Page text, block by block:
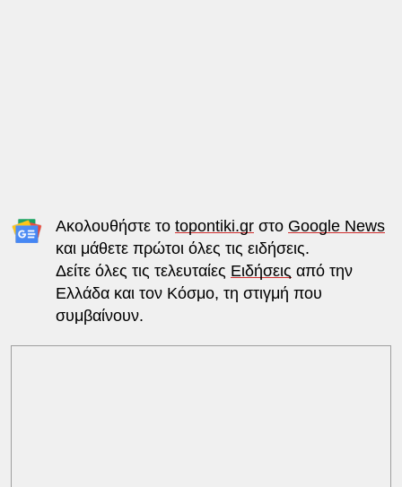
Ακολουθήστε το topontiki.grστο Google News
και μάθετε πρώτοι όλες τις ειδήσεις.
Δείτε όλες τις τελευταίες Ειδήσεις από την
Ελλάδα και τον Κόσμο, τη στιγμή που
συμβαίνουν.